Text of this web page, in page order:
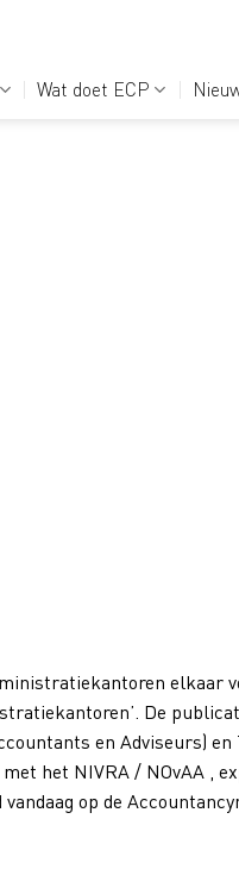
Wat doet ECP
elkaar
De
en Adviseurs) en
het NIVRA / NOvAA ,
op de